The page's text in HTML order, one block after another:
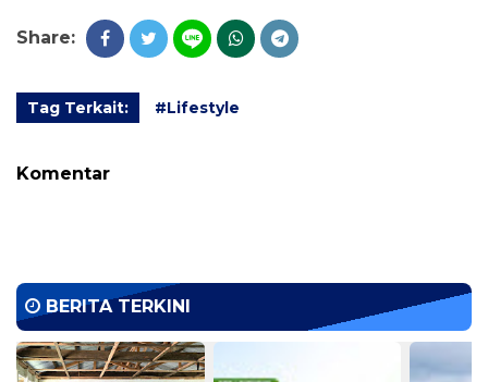
Share:
Tag Terkait: #Lifestyle
Komentar
BERITA TERKINI